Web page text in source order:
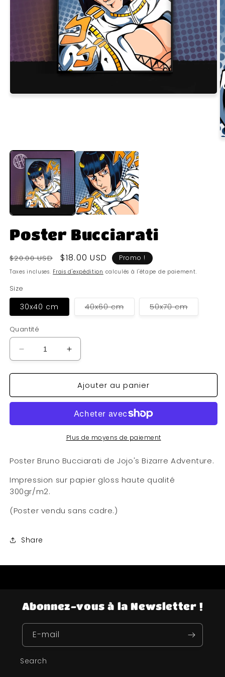
Poster Bucciarati
Prix
habituel
$20.00 USD
Prix
soldé
$18.00 USD Promo !
Taxes incluses. Frais d'expédition calculés à l'étape de paiement.
Size
30x40 cm 40x60 cmVariante
épuisée
50x70 cmVariante
épuisée
Quantité
Réduire
la
quantité
Poster
Augmenter
la
quantité
de
Poster
Ajouter au panier
Plus de moyens de paiement
Poster Bruno Bucciarati de Jojo's Bizarre Adventure.
Impression sur papier gloss haute qualité
300gr/m2.
(Poster vendu sans cadre.)
Share
Abonnez-vous à la Newsletter !
E-mail
Search